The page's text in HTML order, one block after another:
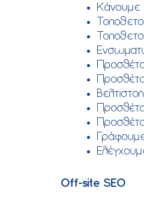
Κάνουμε
Off-site SEO